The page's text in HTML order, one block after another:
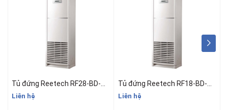
Liên hệ Liên hệ